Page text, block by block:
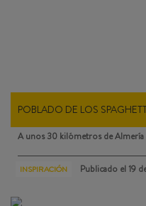
POBLADO DE LOS
A unos 30 kilómetros de Almería
INSPIRACIÓN Publicado el 19